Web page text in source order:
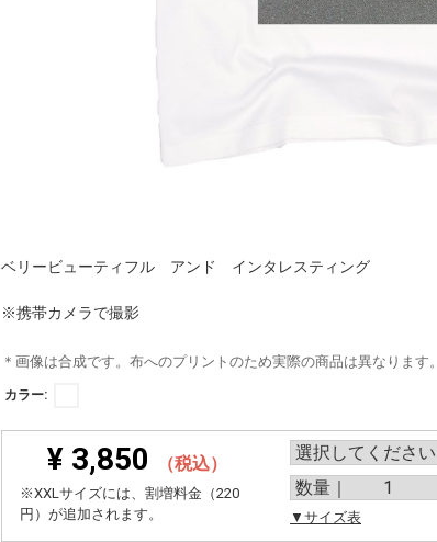
ベリービューティフル アンド インタレスティング
※携帯カメラで撮影
＊画像は合成です。布へのプリントのため実際の商品は異なります。
カラー:
¥ 3,850 （税込）
※XXLサイズには、割増料金（220
円）が追加されます。
▼サイズ表